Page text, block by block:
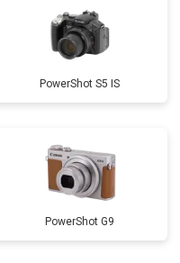
PowerShot S5 IS
PowerShot G9